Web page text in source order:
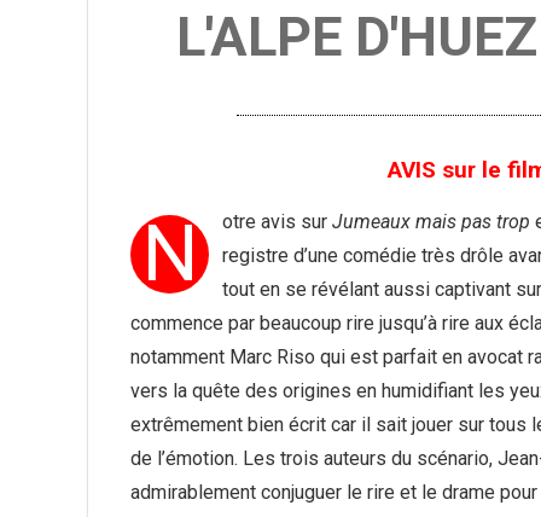
L'ALPE D'HUEZ
AVIS sur le
N otre avis sur Jumeaux mais pas trop
registre d’une comédie très drôle
tout en se révélant aussi captivant
commence par beaucoup rire jusqu’à rire aux
notamment Marc Riso qui est parfait en avocat
vers la quête des origines en humidifiant les
extrêmement bien écrit car il sait jouer sur
de l’émotion. Les trois auteurs du scénario,
admirablement conjuguer le rire et le drame